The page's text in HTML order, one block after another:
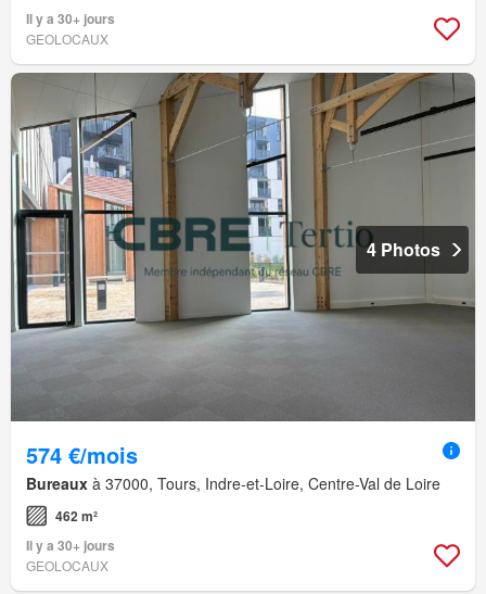
Il y a 30+ jours
GEOLOCAUX
4 Photos
574 €/mois
Bureaux à 37000, Tours, Indre-et-Loire, Centre-Val de Loire
462 m²
Il y a 30+ jours
GEOLOCAUX